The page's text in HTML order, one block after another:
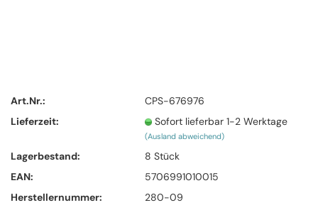
Art.Nr.:
CPS-676976
Lieferzeit:
Sofort lieferbar 1-2 Werktage
(Ausland abweichend)
Lagerbestand: 8Stück
EAN:
5706991010015
Herstellernummer:
280-09